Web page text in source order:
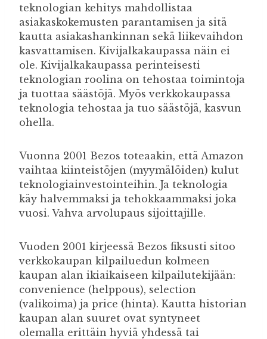
teknologian kehitys mahdollistaa
asiakaskokemusten parantamisen ja sitä
kautta asiakashankinnan sekä liikevaihdon
kasvattamisen. Kivijalkakaupassa näin ei
ole. Kivijalkakaupassa perinteisesti
teknologian roolina on tehostaa toimintoja
ja tuottaa säästöjä. Myös verkkokaupassa
teknologia tehostaa ja tuo säästöjä, kasvun
ohella.
Vuonna 2001 Bezos toteaakin, että Amazon
vaihtaa kiinteistöjen (myymälöiden) kulut
teknologiainvestointeihin. Ja teknologia
käy halvemmaksi ja tehokkaammaksi joka
vuosi. Vahva arvolupaus sijoittajille.
Vuoden 2001 kirjeessä Bezos fiksusti sitoo
verkkokaupan kilpailuedun kolmeen
kaupan alan ikiaikaiseen kilpailutekijään:
convenience (helppous), selection
(valikoima) ja price (hinta). Kautta historian
kaupan alan suuret ovat syntyneet
olemalla erittäin hyviä yhdessä tai